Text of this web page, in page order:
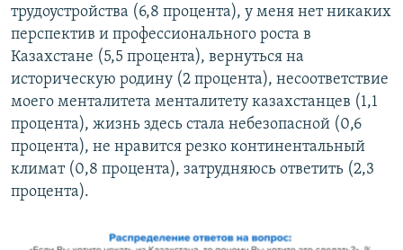
трудоустройства (6,8 процента), у меня нет никаких
перспектив и профессионального роста в
Казахстане (5,5 процента), вернуться на
историческую родину (2 процента), несоответствие
моего менталитета менталитету казахстанцев (1,1
процента), жизнь здесь стала небезопасной (0,6
процента), не нравится резко континентальный
климат (0,8 процента), затрудняюсь ответить (2,3
процента).